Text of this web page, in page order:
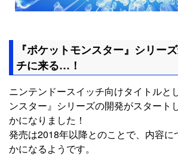
『ポケットモンスター』シリー
チに来る…！
ニンテンドースイッチ向けタイトルと
ンスター』シリーズの開発がスタート
かになりました！
発売は2018年以降とのことで、内容に
かになるようです。